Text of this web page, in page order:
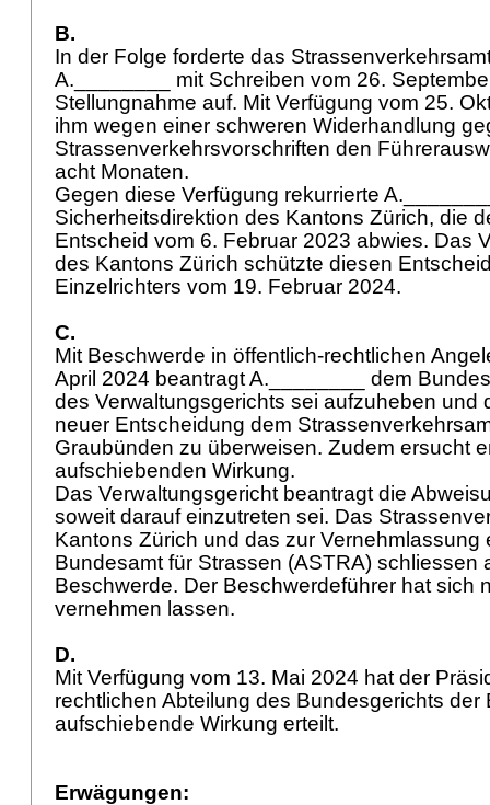
B.
In der Folge forderte das
A.________ mit Schreiben vom 26.
Stellungnahme auf. Mit Verfügung vom 25.
ihm wegen einer schweren Widerhandlung
Strassenverkehrsvorschriften den
acht Monaten.
Gegen diese Verfügung rekurrierte
Sicherheitsdirektion des Kantons Zürich, die
Entscheid vom 6. Februar 2023 abwies. Das
des Kantons Zürich schützte diesen
Einzelrichters vom 19. Februar 2024.
C.
Mit Beschwerde in öffentlich-rechtlichen
April 2024 beantragt A.________ dem
des Verwaltungsgerichts sei aufzuheben und
neuer Entscheidung dem
Graubünden zu überweisen. Zudem ersucht
aufschiebenden Wirkung.
Das Verwaltungsgericht beantragt die
soweit darauf einzutreten sei. Das
Kantons Zürich und das zur Vernehmlassung
Bundesamt für Strassen (ASTRA) schliessen
Beschwerde. Der Beschwerdeführer hat sich
vernehmen lassen.
D.
Mit Verfügung vom 13. Mai 2024 hat der
rechtlichen Abteilung des Bundesgerichts der
aufschiebende Wirkung erteilt.
Erwägungen: